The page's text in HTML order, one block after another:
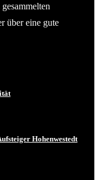
über eine gute
Hohenwestedt